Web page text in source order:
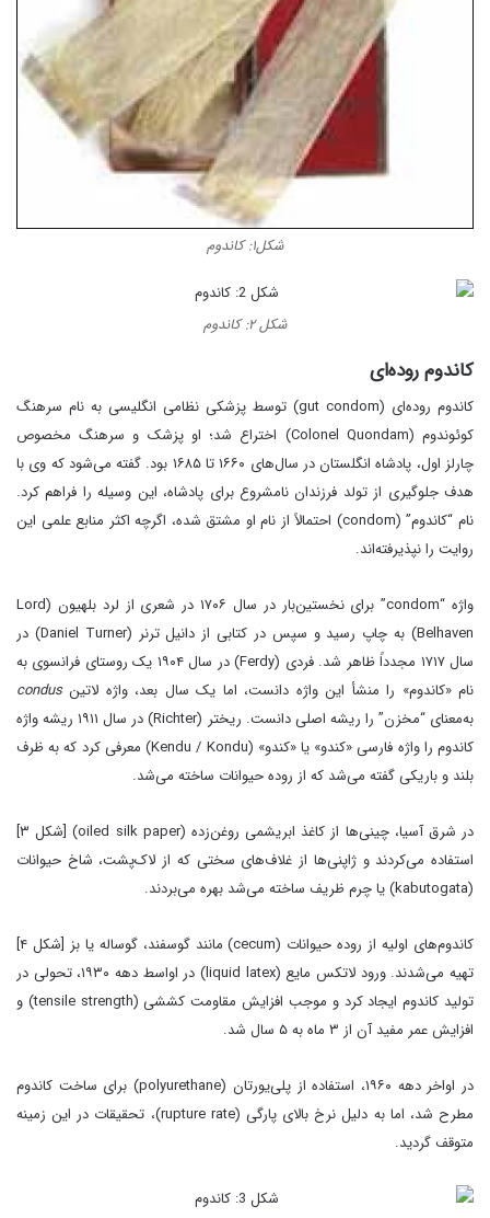
شکل۱: کاندوم
شکل ۲: کاندوم
کاندوم روده‌ای
کاندوم روده‌ای (gut condom) توسط پزشکی نظامی انگلیسی به نام سرهنگ
کوئوندوم (Colonel Quondam) اختراع شد؛ او پزشک و سرهنگ مخصوص
چارلز اول، پادشاه انگلستان در سال‌های ۱۶۶۰ تا ۱۶۸۵ بود. گفته می‌شود که وی با
هدف جلوگیری از تولد فرزندان نامشروع برای پادشاه، این وسیله را فراهم کرد.
نام “کاندوم” (condom) احتمالاً از نام او مشتق شده، اگرچه اکثر منابع علمی این
روایت را نپذیرفته‌اند.
واژه “condom” برای نخستین‌بار در سال ۱۷۰۶ در شعری از لرد بلهیون (Lord
Belhaven) به چاپ رسید و سپس در کتابی از دانیل ترنر (Daniel Turner) در
سال ۱۷۱۷ مجدداً ظاهر شد. فردی (Ferdy) در سال ۱۹۰۴ یک روستای فرانسوی به
نام «کاندوم» را منشأ این واژه دانست، اما یک سال بعد، واژه لاتینcondus
به‌معنای “مخزن” را ریشه اصلی دانست. ریختر (Richter) در سال ۱۹۱۱ ریشه واژه
کاندوم را واژه فارسی «کندو» یا «کندو» (Kendu / Kondu) معرفی کرد که به ظرف
بلند و باریکی گفته می‌شد که از روده حیوانات ساخته می‌شد.
در شرق آسیا، چینی‌ها از کاغذ ابریشمی روغن‌زده (oiled silk paper) [شکل ۳]
استفاده می‌کردند و ژاپنی‌ها از غلاف‌های سختی که از لاک‌پشت، شاخ حیوانات
(kabutogata) یا چرم ظریف ساخته می‌شد بهره می‌بردند.
کاندوم‌های اولیه از روده حیوانات (cecum) مانند گوسفند، گوساله یا بز [شکل ۴]
تهیه می‌شدند. ورود لاتکس مایع (liquid latex) در اواسط دهه ۱۹۳۰، تحولی در
تولید کاندوم ایجاد کرد و موجب افزایش مقاومت کششی (tensile strength) و
افزایش عمر مفید آن از ۳ ماه به ۵ سال شد.
در اواخر دهه ۱۹۶۰، استفاده از پلی‌یورتان (polyurethane) برای ساخت کاندوم
مطرح شد، اما به دلیل نرخ بالای پارگی (rupture rate)، تحقیقات در این زمینه
متوقف گردید.